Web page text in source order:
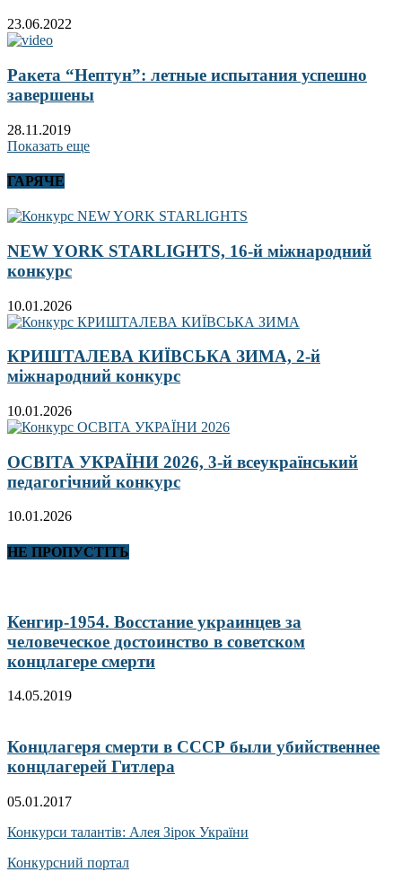
23.06.2022
Ракета “Нептун”: летные испытания успешно
завершены
28.11.2019
Показать еще
ГАРЯЧЕ
NEW YORK STARLIGHTS, 16-й міжнародний
конкурс
10.01.2026
КРИШТАЛЕВА КИЇВСЬКА ЗИМА, 2-й
міжнародний конкурс
10.01.2026
ОСВІТА УКРАЇНИ 2026, 3-й всеукраїнський
педагогічний конкурс
10.01.2026
НЕ ПРОПУСТІТЬ
Кенгир-1954. Восстание украинцев за
человеческое достоинство в советском
концлагере смерти
14.05.2019
Концлагеря смерти в СССР были убийственнее
концлагерей Гитлера
05.01.2017
Конкурси талантів: Алея Зірок України
Конкурсний портал